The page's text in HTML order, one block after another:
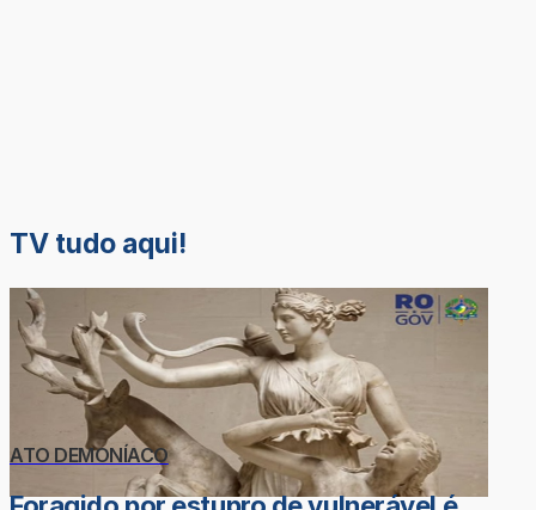
TV tudo aqui!
ATO DEMONÍACO